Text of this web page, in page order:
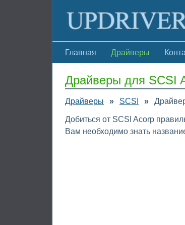
Главная Драйверы
Драйверы для SCSI
Драйверы » SCSI »
Добиться от SCSI Acorp
Вам необходимо знать